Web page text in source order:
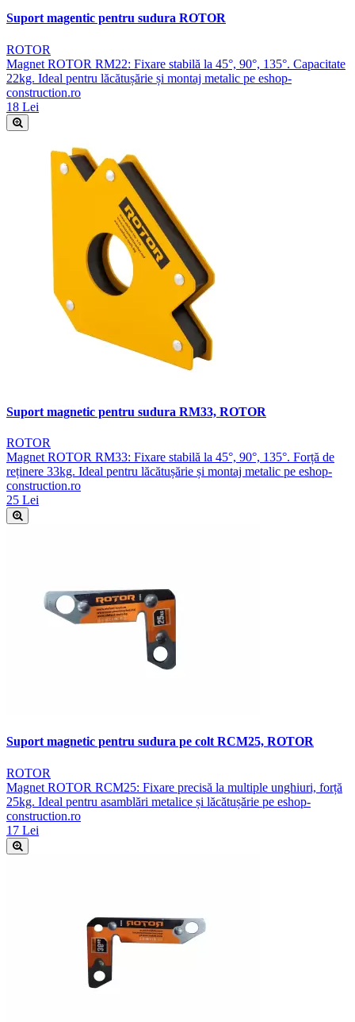
Suport magentic pentru sudura ROTOR
ROTOR
Magnet ROTOR RM22: Fixare stabilă la 45°, 90°, 135°. Capacitate
22kg. Ideal pentru lăcătușărie și montaj metalic pe eshop-
construction.ro
18 Lei
Suport magnetic pentru sudura RM33, ROTOR
ROTOR
Magnet ROTOR RM33: Fixare stabilă la 45°, 90°, 135°. Forță de
reținere 33kg. Ideal pentru lăcătușărie și montaj metalic pe eshop-
construction.ro
25 Lei
Suport magnetic pentru sudura pe colt RCM25, ROTOR
ROTOR
Magnet ROTOR RCM25: Fixare precisă la multiple unghiuri, forță
25kg. Ideal pentru asamblări metalice și lăcătușărie pe eshop-
construction.ro
17 Lei